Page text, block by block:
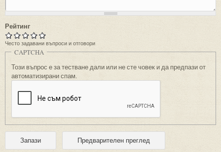
Рейтинг
Често задавани въпроси и отговори
CAPTCHA
Този въпрос е за тестване дали или не сте човек и да предпази от
автоматизирани спам.